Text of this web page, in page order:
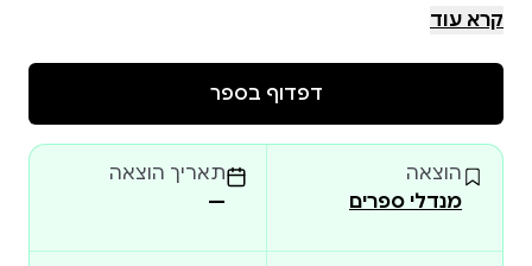
מטרת הספר היא לתרום ידיעות חיוניות שראוי שיבואו
ימצאו בתוכנו עניין, שכן היסטוריה היא בסיס האקטואליה,
וכבר אמרו חכמים שעל מנת שנדע לאן עלינו, כישראלים,
ללכת, כדאי מאוד לדעת מאין באנו.
קרא עוד
דפדוף בספר
הוצאה
מנדלי ספרים
תאריך הוצאה
—